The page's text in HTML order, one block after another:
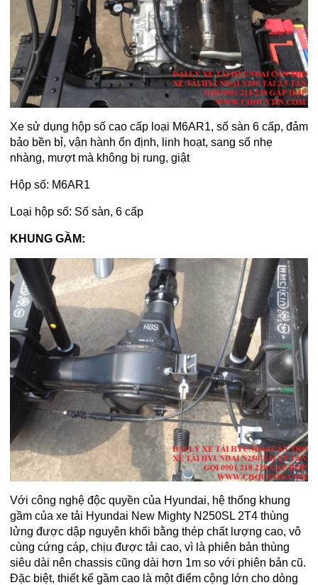
Xe sử dụng hộp số cao cấp loại M6AR1, số sàn 6 cấp, đảm
bảo bền bỉ, vận hành ổn định, linh hoạt, sang số nhẹ
nhàng, mượt mà không bị rung, giật
Hộp số: M6AR1
Loại hộp số: Số sàn, 6 cấp
KHUNG GẦM:
Với công nghệ độc quyền của Hyundai, hệ thống khung
gầm của xe tải Hyundai New Mighty N250SL 2T4 thùng
lửng được dập nguyên khối bằng thép chất lượng cao, vô
cùng cứng cáp, chịu được tải cao, vì là phiên bản thùng
siêu dài nên chassis cũng dài hơn 1m so với phiên bản cũ.
Đặc biệt, thiết kế gầm cao là một điểm cộng lớn cho dòng